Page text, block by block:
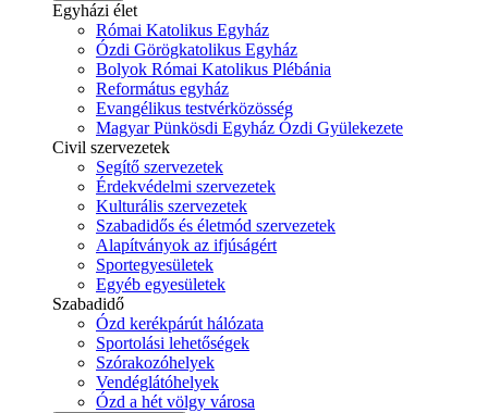
Egyházi élet
Római Katolikus Egyház
Ózdi Görögkatolikus Egyház
Bolyok Római Katolikus Plébánia
Református egyház
Evangélikus testvérközösség
Magyar Pünkösdi Egyház Ózdi Gyülekezete
Civil szervezetek
Segítő szervezetek
Érdekvédelmi szervezetek
Kulturális szervezetek
Szabadidős és életmód szervezetek
Alapítványok az ifjúságért
Sportegyesületek
Egyéb egyesületek
Szabadidő
Ózd kerékpárút hálózata
Sportolási lehetőségek
Szórakozóhelyek
Vendéglátóhelyek
Ózd a hét völgy városa